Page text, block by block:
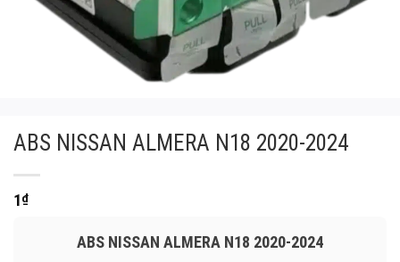
ABS NISSAN ALMERA N18 2020-2024
1₫
ABS NISSAN ALMERA N18 2020-2024